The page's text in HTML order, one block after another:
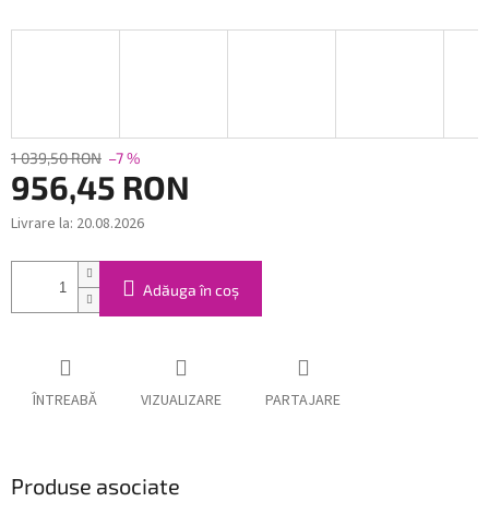
1 039,50 RON –7 %
956,45 RON
Evaluare
Livrare la: 20.08.2026
Adăuga în coş
ÎNTREABĂ VIZUALIZARE PARTAJARE
Produse asociate